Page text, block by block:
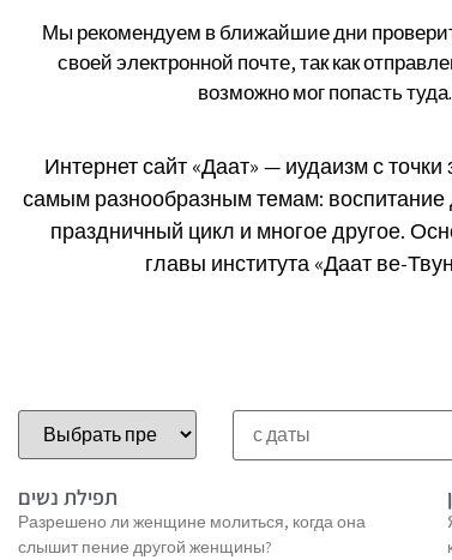
Мы рекомендуем в ближайшие дни
своей электронной почте, так как
возможно мог попасть туда.
Интернет сайт «Даат» — иудаизм с
самым разнообразным темам:
праздничный цикл и многое другое.
главы института «Даат ве-
תפילת נשים
Разрешено ли женщине молиться, когда она
слышит пение другой женщины?